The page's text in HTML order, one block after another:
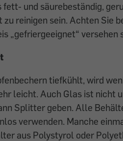
und säurebeständig,
reinigen sein. Achten Sie
„gefriergeeignet“ versehen
tiefkühlt, wird
leicht. Auch Glas ist nicht
Splitter geben. Alle
verwenden. Manche
aus Polystyrol oder